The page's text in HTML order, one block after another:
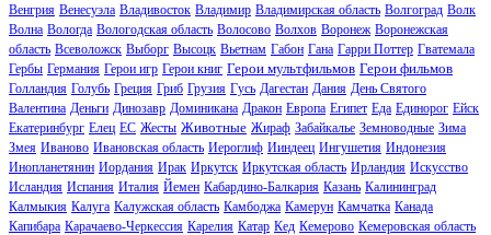
Венгрия Венесуэла Владивосток Владимир Владимирская область Волгоград Волк
Волна Вологда Вологодская область Волосово Волхов Воронеж Воронежская
область Всеволожск Выборг Высоцк Вьетнам Габон Гана Гарри Поттер Гватемала
Гербы Германия Герои игр Герои книг Герои мультфильмов Герои фильмов
Голландия Голубь Греция Гриб Грузия Гусь Дагестан Дания День Святого
Валентина Деньги Динозавр Доминикана Дракон Европа Египет Еда Единорог Ейск
Екатеринбург Елец ЕС Жесты Животные Жираф Забайкалье Земноводные Зима
Змея Иваново Ивановская область Иероглиф Ииндеец Ингушетия Индонезия
Инопланетянин Иордания Ирак Иркутск Иркутская область Ирландия Искусство
Исландия Испания Италия Йемен Кабардино-Балкария Казань Калининград
Калмыкия Калуга Калужская область Камбоджа Камерун Камчатка Канада
Капибара Карачаево-Черкессия Карелия Катар Кед Кемерово Кемеровская область